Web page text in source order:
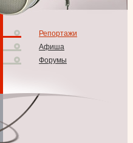
Репортажи
Афиша
Форумы